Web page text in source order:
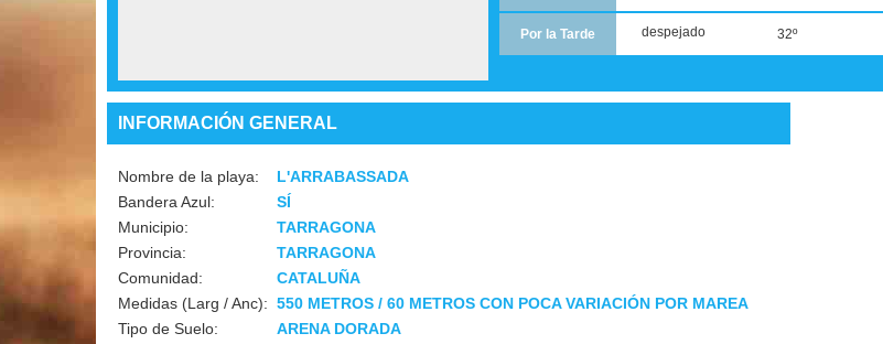
Por la Tarde despejado 32º
INFORMACIÓN GENERAL
Nombre de la playa:
L'ARRABASSADA
Bandera Azul:
SÍ
Municipio:
TARRAGONA
Provincia:
TARRAGONA
Comunidad:
CATALUÑA
Medidas (Larg / Anc): 550 METROS / 60 METROS CON POCA VARIACIÓN POR MAREA
Tipo de Suelo:
ARENA DORADA